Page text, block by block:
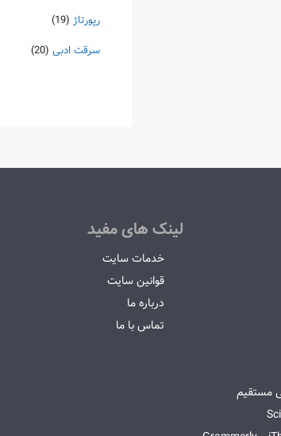
رپورتاژ (19)
سرقت ادبی (20)
مستقیم
لینک های مفید
خدمات سایت
قوانین سایت
درباره ما
تماس با ما